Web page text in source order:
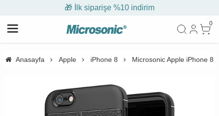
🎁 İlk siparişe %10 indirim
0
Anasayfa Apple iPhone 8 Microsonic Apple iPhone 8